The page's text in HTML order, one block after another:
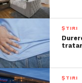
ȘTIRI
ȘTIRI